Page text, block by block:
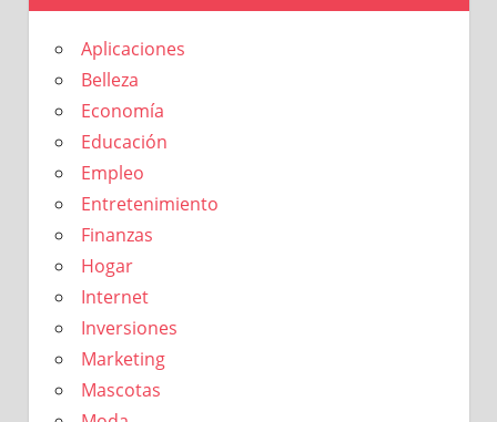
Aplicaciones
Belleza
Economía
Educación
Empleo
Entretenimiento
Finanzas
Hogar
Internet
Inversiones
Marketing
Mascotas